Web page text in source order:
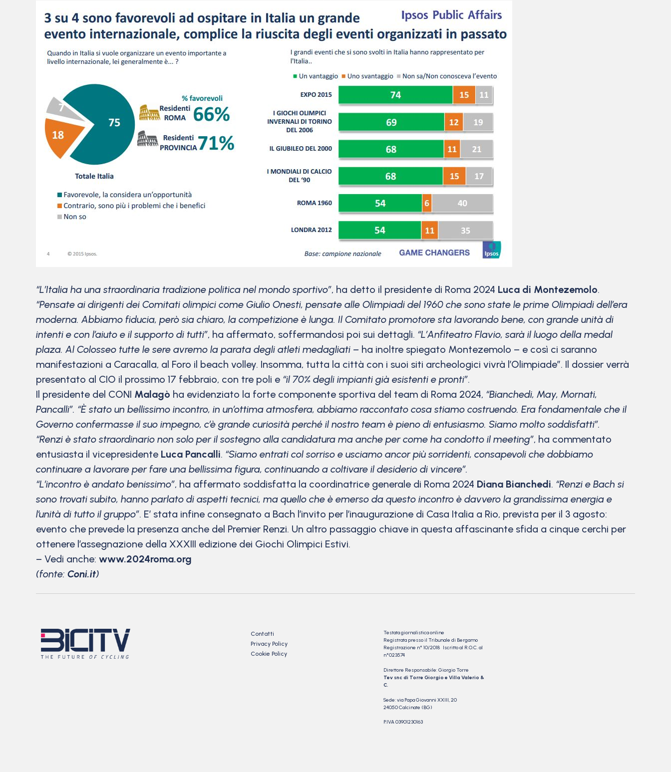
“L’Italia ha una straordinaria tradizione politica nel mondo sportivo”, ha detto il presidente di Roma 2024 Luca di Montezemolo.
“Pensate ai dirigenti dei Comitati olimpici come Giulio Onesti, pensate alle Olimpiadi del 1960 che sono state le prime Olimpiadi dell’era
moderna. Abbiamo fiducia, però sia chiaro, la competizione è lunga. Il Comitato promotore sta lavorando bene, con grande unità di
intenti e con l’aiuto e il supporto di tutti”, ha affermato, soffermandosi poi sui dettagli. “L’Anfiteatro Flavio, sarà il luogo della medal
plaza. Al Colosseo tutte le sere avremo la parata degli atleti medagliati – ha inoltre spiegato Montezemolo – e così ci saranno
manifestazioni a Caracalla, al Foro il beach volley. Insomma, tutta la città con i suoi siti archeologici vivrà l’Olimpiade”. Il dossier verrà
presentato al CIO il prossimo 17 febbraio, con tre poli e “il 70% degli impianti già esistenti e pronti”.
Il presidente del CONI Malagò ha evidenziato la forte componente sportiva del team di Roma 2024, “Bianchedi, May, Mornati,
Pancalli”. “È stato un bellissimo incontro, in un’ottima atmosfera, abbiamo raccontato cosa stiamo costruendo. Era fondamentale che il
Governo confermasse il suo impegno, c’è grande curiosità perché il nostro team è pieno di entusiasmo. Siamo molto soddisfatti”.
“Renzi è stato straordinario non solo per il sostegno alla candidatura ma anche per come ha condotto il meeting”, ha commentato
entusiasta il vicepresidente Luca Pancalli. “Siamo entrati col sorriso e usciamo ancor più sorridenti, consapevoli che dobbiamo
continuare a lavorare per fare una bellissima figura, continuando a coltivare il desiderio di vincere”.
“L’incontro è andato benissimo”, ha affermato soddisfatta la coordinatrice generale di Roma 2024 Diana Bianchedi. “Renzi e Bach si
sono trovati subito, hanno parlato di aspetti tecnici, ma quello che è emerso da questo incontro è davvero la grandissima energia e
l’unità di tutto il gruppo”. E’ stata infine consegnato a Bach l’invito per l’inaugurazione di Casa Italia a Rio, prevista per il 3 agosto:
evento che prevede la presenza anche del Premier Renzi. Un altro passaggio chiave in questa affascinante sfida a cinque cerchi per
ottenere l’assegnazione della XXXIII edizione dei Giochi Olimpici Estivi.
– Vedi anche: www.2024roma.org
(fonte: Coni.it)
Contatti
Privacy Policy
Cookie Policy
Testata giornalistica online
Registrata presso il Tribunale di Bergamo
Registrazione n° 10/2018 Iscritto al R.O.C. al
n°023574
Direttore Responsabile: Giorgio Torre
Tev snc di Torre Giorgio e Villa Valerio &
C.
Sede: via Papa Giovanni XXIII, 20
24050 Calcinate (BG)
P.IVA 03901230163